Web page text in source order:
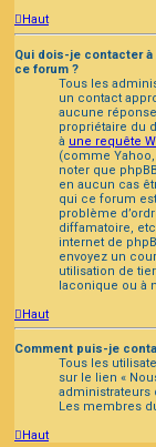
Haut
Qui dois-je contacter à
ce forum ?
Tous les
un contact
aucune
propriétaire du
à une requête
(comme
noter que
en aucun cas
qui ce forum
problème
diffamatoire,
internet de
envoyez un
utilisation de
laconique ou à
Haut
Comment puis-je
Tous les
sur le lien «
administrateurs
Les membres
Haut